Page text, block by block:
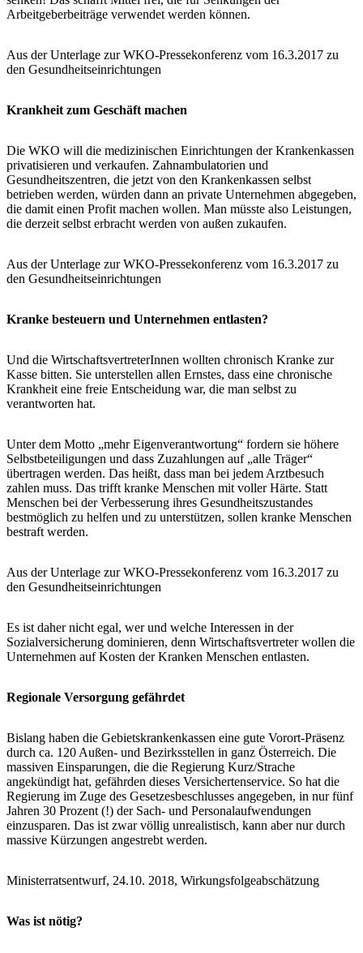
Arbeitgeberbeiträge verwendet werden können.
Aus der Unterlage zur WKO-Pressekonferenz vom 16.3.2017 zu
den Gesundheitseinrichtungen
Krankheit zum Geschäft machen
Die WKO will die medizinischen Einrichtungen der Krankenkassen
privatisieren und verkaufen. Zahnambulatorien und
Gesundheitszentren, die jetzt von den Krankenkassen selbst
betrieben werden, würden dann an private Unternehmen abgegeben,
die damit einen Profit machen wollen. Man müsste also Leistungen,
die derzeit selbst erbracht werden von außen zukaufen.
Aus der Unterlage zur WKO-Pressekonferenz vom 16.3.2017 zu
den Gesundheitseinrichtungen
Kranke besteuern und Unternehmen entlasten?
Und die WirtschaftsvertreterInnen wollten chronisch Kranke zur
Kasse bitten. Sie unterstellen allen Ernstes, dass eine chronische
Krankheit eine freie Entscheidung war, die man selbst zu
verantworten hat.
Unter dem Motto „mehr Eigenverantwortung“ fordern sie höhere
Selbstbeteiligungen und dass Zuzahlungen auf „alle Träger“
übertragen werden. Das heißt, dass man bei jedem Arztbesuch
zahlen muss. Das trifft kranke Menschen mit voller Härte. Statt
Menschen bei der Verbesserung ihres Gesundheitszustandes
bestmöglich zu helfen und zu unterstützen, sollen kranke Menschen
bestraft werden.
Aus der Unterlage zur WKO-Pressekonferenz vom 16.3.2017 zu
den Gesundheitseinrichtungen
Es ist daher nicht egal, wer und welche Interessen in der
Sozialversicherung dominieren, denn Wirtschaftsvertreter wollen die
Unternehmen auf Kosten der Kranken Menschen entlasten.
Regionale Versorgung gefährdet
Bislang haben die Gebietskrankenkassen eine gute Vorort-Präsenz
durch ca. 120 Außen- und Bezirksstellen in ganz Österreich. Die
massiven Einsparungen, die die Regierung Kurz/Strache
angekündigt hat, gefährden dieses Versichertenservice. So hat die
Regierung im Zuge des Gesetzesbeschlusses angegeben, in nur fünf
Jahren 30 Prozent (!) der Sach- und Personalaufwendungen
einzusparen. Das ist zwar völlig unrealistisch, kann aber nur durch
massive Kürzungen angestrebt werden.
Ministerratsentwurf, 24.10. 2018, Wirkungsfolgeabschätzung
Was ist nötig?